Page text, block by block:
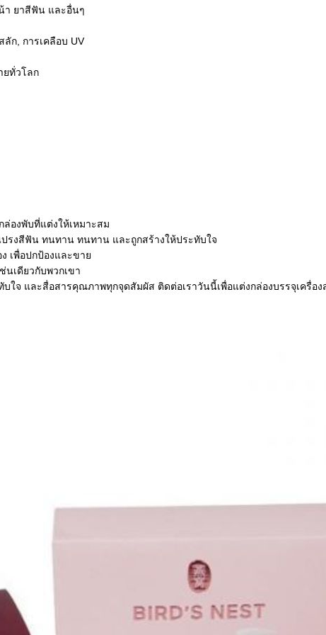
า ยาสีฟัน และอื่นๆ
ก, การเคลือบ UV
ยทั่วโลก
องพับที่แต่งให้เหมาะสม
งสีฟัน ทนทาน ทนทาน และถูกสร้างให้ประทับใจ
เพื่อปกป้องและขาย
เดียวกับพวกเขา
จ และสื่อสารคุณภาพทุกจุดสัมผัส ติดต่อเราวันนี้เพื่อแต่งกล่องบรรจุเครื่อ